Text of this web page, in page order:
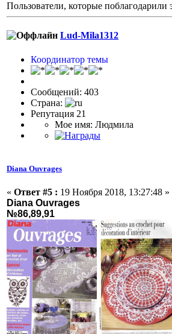
Пользователи, которые поблагодарили
Lud-Mila1312
Координатор темы
Сообщений: 403
Страна:
Репутация 21
Мое имя: Людмила
Diana Ouvrages
« Ответ #5 : 19 Ноября 2018, 13:27:48 »
Diana Ouvrages
№86,89,91